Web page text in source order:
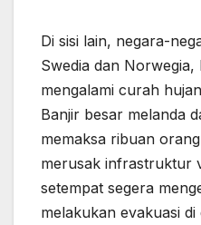
Di sisi lain, negara-
Swedia dan
mengalami curah
Banjir besar melanda
memaksa ribuan
merusak infrastruktur
setempat segera
melakukan evakuasi